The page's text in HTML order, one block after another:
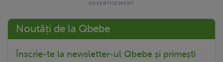
Noutăți de la Qbebe
Înscrie-te la newsletter-ul Qbebe și primești